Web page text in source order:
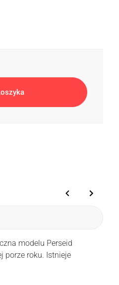
modelu Perseid
porze roku. Istnieje